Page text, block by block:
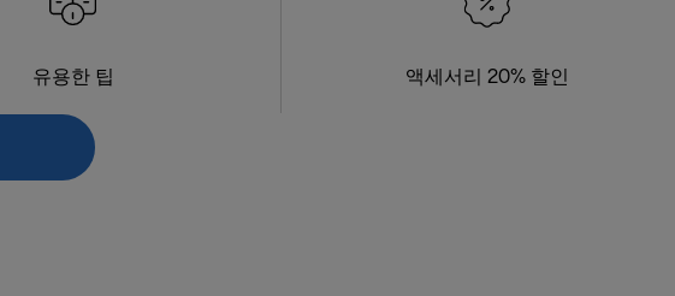
유용한 팁 액세서리 20% 할인